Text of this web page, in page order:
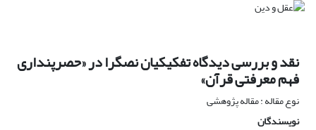
نقد و بررسی دیدگاه تفکیکیان نص‏گرا در «حصرپنداری
فهم معرفتی قرآن»
نوع مقاله : مقاله پژوهشی
نویسندگان